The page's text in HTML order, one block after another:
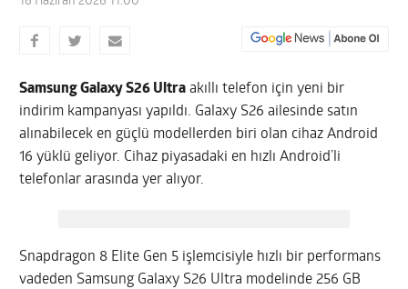
Samsung Galaxy S26 Ultra akıllı telefon için yeni bir
indirim kampanyası yapıldı. Galaxy S26 ailesinde satın
alınabilecek en güçlü modellerden biri olan cihaz Android
16 yüklü geliyor. Cihaz piyasadaki en hızlı Android’li
telefonlar arasında yer alıyor.
Snapdragon 8 Elite Gen 5 işlemcisiyle hızlı bir performans
vadeden Samsung Galaxy S26 Ultra modelinde 256 GB